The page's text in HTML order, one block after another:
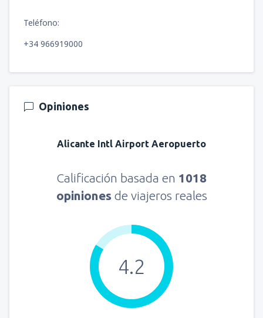
Teléfono:
+34 966919000
Opiniones
Alicante Intl Airport Aeropuerto
Calificación basada en 1018
opiniones de viajeros reales
4.2